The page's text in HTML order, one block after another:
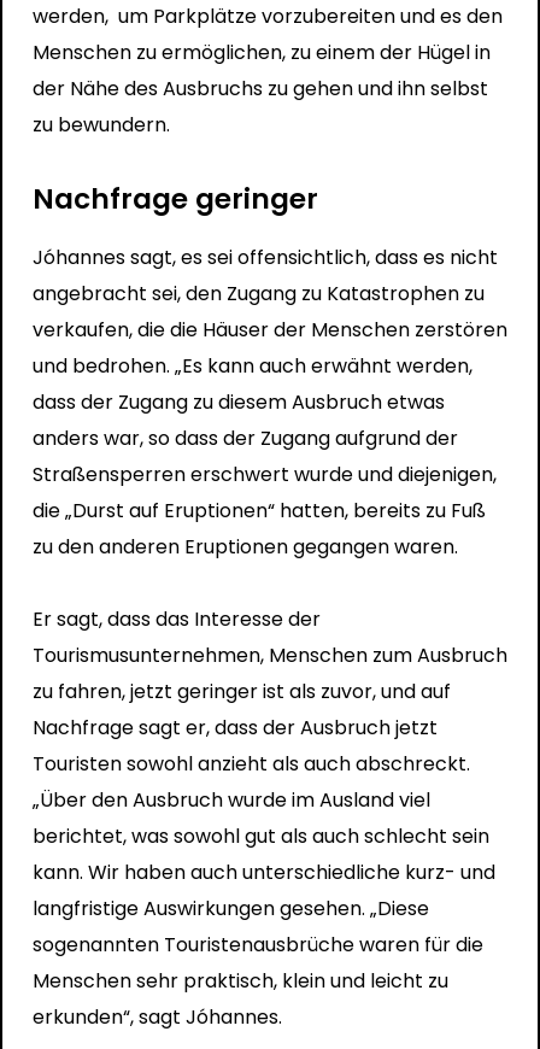
werden, um Parkplätze vorzubereiten und es den
Menschen zu ermöglichen, zu einem der Hügel in
der Nähe des Ausbruchs zu gehen und ihn selbst
zu bewundern.
Nachfrage geringer
Jóhannes sagt, es sei offensichtlich, dass es nicht
angebracht sei, den Zugang zu Katastrophen zu
verkaufen, die die Häuser der Menschen zerstören
und bedrohen. „Es kann auch erwähnt werden,
dass der Zugang zu diesem Ausbruch etwas
anders war, so dass der Zugang aufgrund der
Straßensperren erschwert wurde und diejenigen,
die „Durst auf Eruptionen“ hatten, bereits zu Fuß
zu den anderen Eruptionen gegangen waren.
Er sagt, dass das Interesse der
Tourismusunternehmen, Menschen zum Ausbruch
zu fahren, jetzt geringer ist als zuvor, und auf
Nachfrage sagt er, dass der Ausbruch jetzt
Touristen sowohl anzieht als auch abschreckt.
„Über den Ausbruch wurde im Ausland viel
berichtet, was sowohl gut als auch schlecht sein
kann. Wir haben auch unterschiedliche kurz- und
langfristige Auswirkungen gesehen. „Diese
sogenannten Touristenausbrüche waren für die
Menschen sehr praktisch, klein und leicht zu
erkunden“, sagt Jóhannes.